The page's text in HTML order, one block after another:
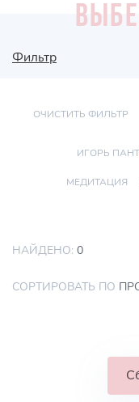
Фильтр
ОЧИСТИТЬ ФИЛЬТР
ИГОРЬ
МЕДИТАЦИЯ
НАЙДЕНО: 0
СОРТИРОВАТЬ ПО